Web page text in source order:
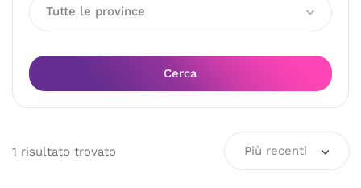
Tutte le province
Cerca
1 risultato trovato Più recenti